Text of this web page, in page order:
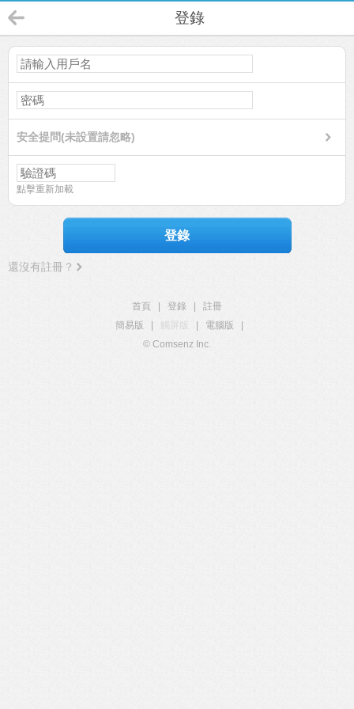
登錄
安全提問(未設置請忽略)
點擊重新加載
登錄
還沒有註冊？
首頁 登錄
註冊
簡易版
觸屏版 電腦版
© Comsenz Inc.